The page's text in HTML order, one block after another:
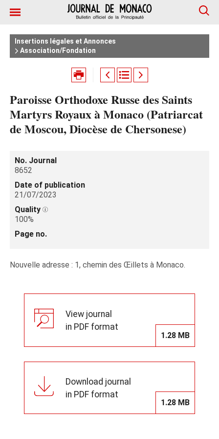
Insertions légales et Annonces
Association/Fondation
Paroisse Orthodoxe Russe des Saints
Martyrs Royaux à Monaco (Patriarcat
de Moscou, Diocèse de Chersonese)
No. Journal
8652
Date of publication
21/07/2023
Quality
100%
Page no.
Nouvelle adresse : 1, chemin des Œillets à Monaco.
View journal
in PDF format
1.28 MB
Download journal
in PDF format
1.28 MB